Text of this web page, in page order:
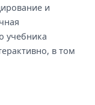
и
учебника
в том